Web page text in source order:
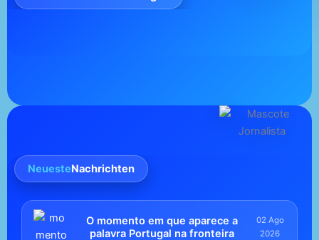
NeuesteNachrichten
O momento em que aparece a
palavra Portugal na fronteira
02 Ago
2026